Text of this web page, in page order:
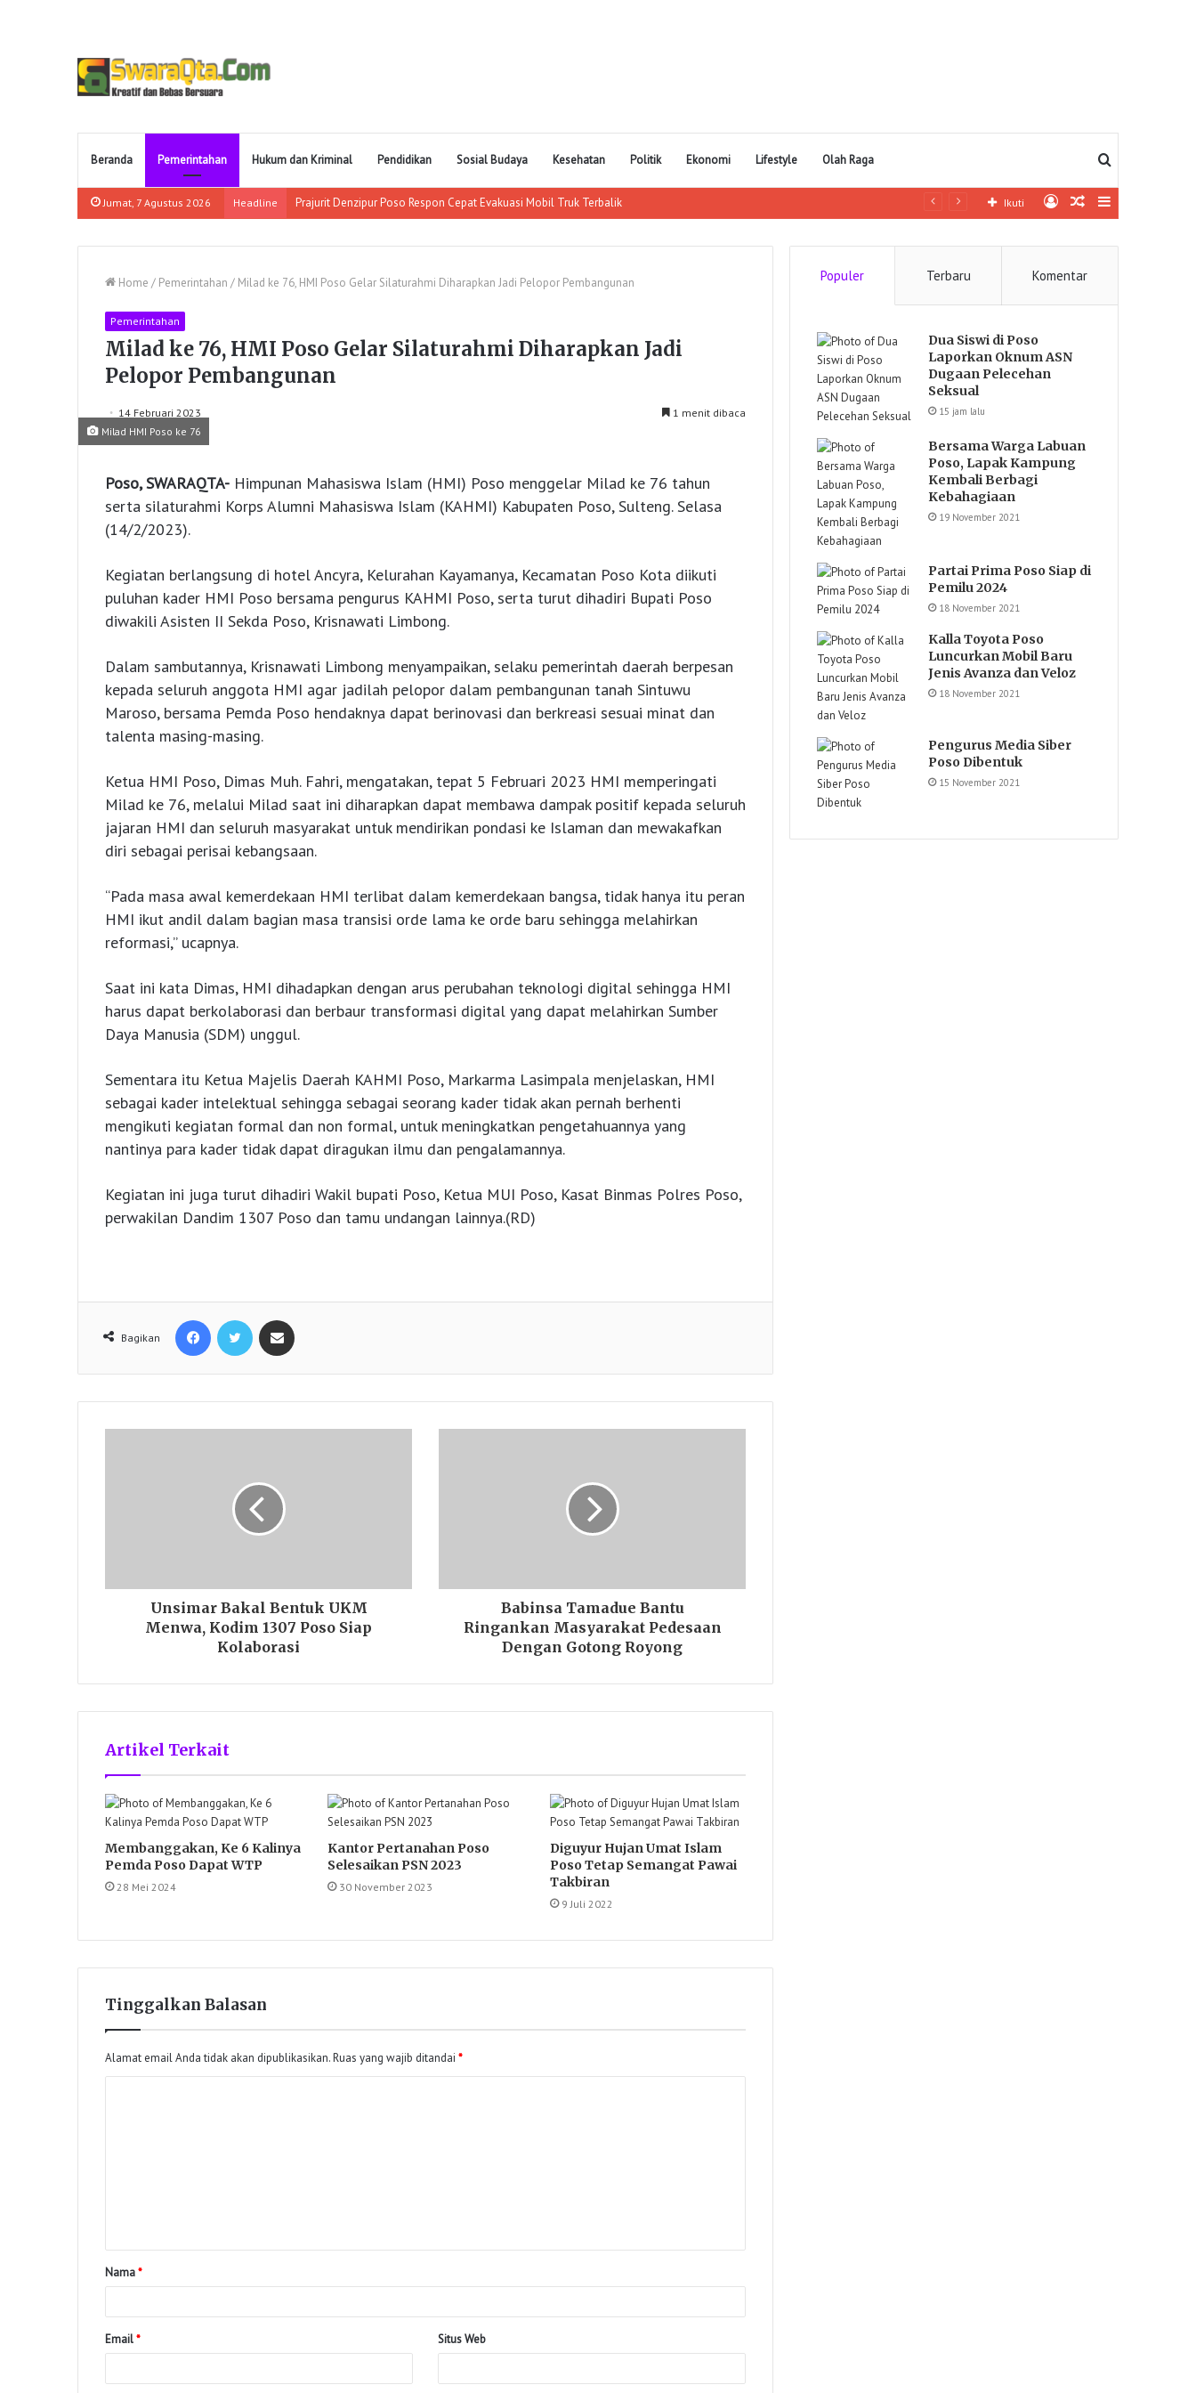
Beranda Pemerintahan Hukum dan Kriminal Pendidikan Sosial Budaya Kesehatan Politik Ekonomi Lifestyle Olah Raga Pencarian
Jumat, 7 Agustus 2026 Headline Sidebar
Artikel
Log
Ikuti
Home / Pemerintahan / Milad ke 76, HMI Poso Gelar Silaturahmi Diharapkan Jadi Pelopor Pembangunan
Pemerintahan
Milad ke 76, HMI Poso Gelar Silaturahmi Diharapkan Jadi
Pelopor Pembangunan
14 Februari 2023
1 menit dibaca
Milad HMI Poso ke 76
Poso, SWARAQTA- Himpunan Mahasiswa Islam (HMI) Poso menggelar Milad ke 76 tahun
serta silaturahmi Korps Alumni Mahasiswa Islam (KAHMI) Kabupaten Poso, Sulteng. Selasa
(14/2/2023).
Kegiatan berlangsung di hotel Ancyra, Kelurahan Kayamanya, Kecamatan Poso Kota diikuti
puluhan kader HMI Poso bersama pengurus KAHMI Poso, serta turut dihadiri Bupati Poso
diwakili Asisten II Sekda Poso, Krisnawati Limbong.
Dalam sambutannya, Krisnawati Limbong menyampaikan, selaku pemerintah daerah berpesan
kepada seluruh anggota HMI agar jadilah pelopor dalam pembangunan tanah Sintuwu
Maroso, bersama Pemda Poso hendaknya dapat berinovasi dan berkreasi sesuai minat dan
talenta masing-masing.
Ketua HMI Poso, Dimas Muh. Fahri, mengatakan, tepat 5 Februari 2023 HMI memperingati
Milad ke 76, melalui Milad saat ini diharapkan dapat membawa dampak positif kepada seluruh
jajaran HMI dan seluruh masyarakat untuk mendirikan pondasi ke Islaman dan mewakafkan
diri sebagai perisai kebangsaan.
“Pada masa awal kemerdekaan HMI terlibat dalam kemerdekaan bangsa, tidak hanya itu peran
HMI ikut andil dalam bagian masa transisi orde lama ke orde baru sehingga melahirkan
reformasi,” ucapnya.
Saat ini kata Dimas, HMI dihadapkan dengan arus perubahan teknologi digital sehingga HMI
harus dapat berkolaborasi dan berbaur transformasi digital yang dapat melahirkan Sumber
Daya Manusia (SDM) unggul.
Sementara itu Ketua Majelis Daerah KAHMI Poso, Markarma Lasimpala menjelaskan, HMI
sebagai kader intelektual sehingga sebagai seorang kader tidak akan pernah berhenti
mengikuti kegiatan formal dan non formal, untuk meningkatkan pengetahuannya yang
nantinya para kader tidak dapat diragukan ilmu dan pengalamannya.
Kegiatan ini juga turut dihadiri Wakil bupati Poso, Ketua MUI Poso, Kasat Binmas Polres Poso,
perwakilan Dandim 1307 Poso dan tamu undangan lainnya.(RD)
Bagikan
Facebook Twitter
Unsimar Bakal Bentuk UKM
Menwa, Kodim 1307 Poso Siap
Kolaborasi
Babinsa Tamadue Bantu
Ringankan Masyarakat Pedesaan
Dengan Gotong Royong
Artikel Terkait
Membanggakan, Ke 6 Kalinya
Pemda Poso Dapat WTP
28 Mei 2024
Kantor Pertanahan Poso
Selesaikan PSN 2023
30 November 2023
Diguyur Hujan Umat Islam
Poso Tetap Semangat Pawai
Takbiran
9 Juli 2022
Tinggalkan Balasan
Alamat email Anda tidak akan dipublikasikan.Ruas yang wajib ditandai *
Nama*
Email* Situs Web
Populer Terbaru Komentar
Dua Siswi di Poso
Laporkan Oknum ASN
Dugaan Pelecehan
Seksual
15 jam lalu
Bersama Warga Labuan
Poso, Lapak Kampung
Kembali Berbagi
Kebahagiaan
19 November 2021
Partai Prima Poso Siap di
Pemilu 2024
18 November 2021
Kalla Toyota Poso
Luncurkan Mobil Baru
Jenis Avanza dan Veloz
18 November 2021
Pengurus Media Siber
Poso Dibentuk
15 November 2021